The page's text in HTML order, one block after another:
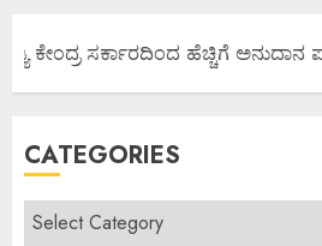
ಕೇಂದ್ರ ಸರ್ಕಾರದಿಂದ ಹೆಚ್ಚಿಗೆ ಅನುದಾನ
CATEGORIES